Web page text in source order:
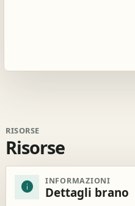
RISORSE
Risorse
info INFORMAZIONI
Dettagli brano